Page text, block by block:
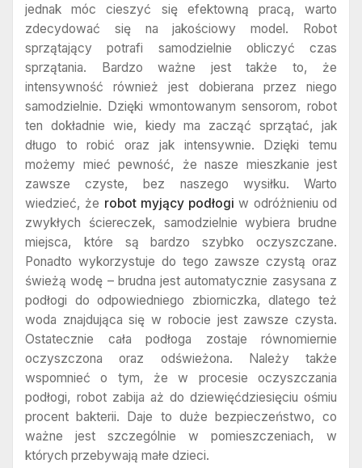
jednak móc cieszyć się efektowną pracą, warto
zdecydować się na jakościowy model. Robot
sprzątający potrafi samodzielnie obliczyć czas
sprzątania. Bardzo ważne jest także to, że
intensywność również jest dobierana przez niego
samodzielnie. Dzięki wmontowanym sensorom, robot
ten dokładnie wie, kiedy ma zacząć sprzątać, jak
długo to robić oraz jak intensywnie. Dzięki temu
możemy mieć pewność, że nasze mieszkanie jest
zawsze czyste, bez naszego wysiłku. Warto
wiedzieć, że robot myjący podłogi w odróżnieniu od
zwykłych ściereczek, samodzielnie wybiera brudne
miejsca, które są bardzo szybko oczyszczane.
Ponadto wykorzystuje do tego zawsze czystą oraz
świeżą wodę – brudna jest automatycznie zasysana z
podłogi do odpowiedniego zbiorniczka, dlatego też
woda znajdująca się w robocie jest zawsze czysta.
Ostatecznie cała podłoga zostaje równomiernie
oczyszczona oraz odświeżona. Należy także
wspomnieć o tym, że w procesie oczyszczania
podłogi, robot zabija aż do dziewięćdziesięciu ośmiu
procent bakterii. Daje to duże bezpieczeństwo, co
ważne jest szczególnie w pomieszczeniach, w
których przebywają małe dzieci.